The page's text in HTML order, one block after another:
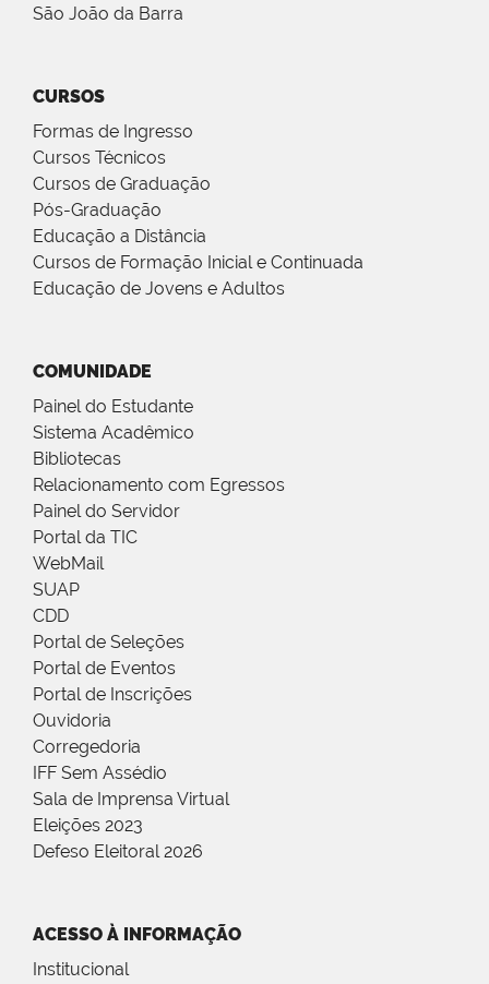
São João da Barra
CURSOS
Formas de Ingresso
Cursos Técnicos
Cursos de Graduação
Pós-Graduação
Educação a Distância
Cursos de Formação Inicial e Continuada
Educação de Jovens e Adultos
COMUNIDADE
Painel do Estudante
Sistema Acadêmico
Bibliotecas
Relacionamento com Egressos
Painel do Servidor
Portal da TIC
WebMail
SUAP
CDD
Portal de Seleções
Portal de Eventos
Portal de Inscrições
Ouvidoria
Corregedoria
IFF Sem Assédio
Sala de Imprensa Virtual
Eleições 2023
Defeso Eleitoral 2026
ACESSO À INFORMAÇÃO
Institucional